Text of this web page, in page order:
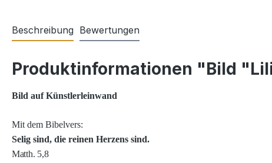
Beschreibung Bewertungen
Produktinformationen "Bild
Bild auf Künstlerleinwand
Mit dem Bibelvers:
Selig sind, die reinen Herzens sind.
Matth. 5,8